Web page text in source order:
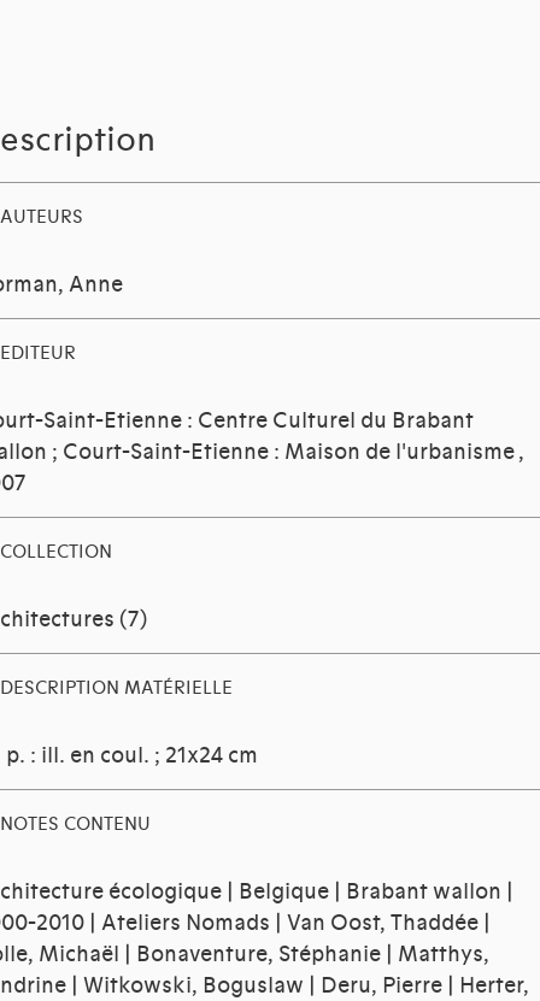
AUTEURS
Anne
EDITEUR
Saint-Etienne : Centre Culturel du Brabant
; Court-Saint-Etienne : Maison de l'urbanisme,
COLLECTION
(7)
DESCRIPTION MATÉRIELLE
p. : ill. en coul. ; 21x24 cm
NOTES CONTENU
écologique | Belgique | Brabant wallon |
2010 | Ateliers Nomads | Van Oost, Thaddée |
Michaël | Bonaventure, Stéphanie | Matthys,
| Witkowski, Boguslaw | Deru, Pierre | Herter,